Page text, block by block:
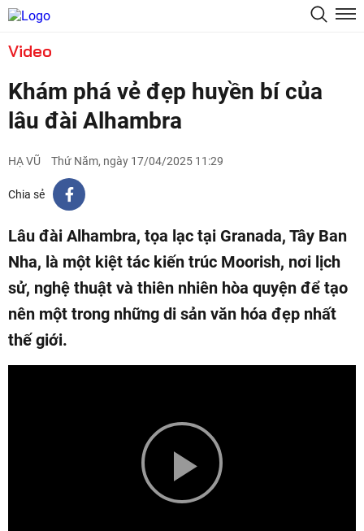
Video
Khám phá vẻ đẹp huyền bí của
lâu đài Alhambra
HẠ VŨ Thứ Năm, ngày 17/04/2025 11:29
Chia sẻ
Lâu đài Alhambra, tọa lạc tại Granada, Tây Ban
Nha, là một kiệt tác kiến trúc Moorish, nơi lịch
sử, nghệ thuật và thiên nhiên hòa quyện để tạo
nên một trong những di sản văn hóa đẹp nhất
thế giới.
Play